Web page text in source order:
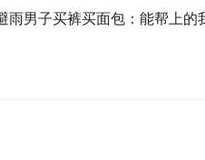
雨男子买裤买面包：能帮上的